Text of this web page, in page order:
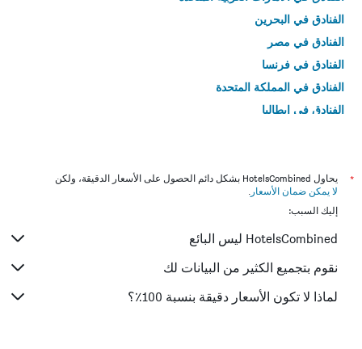
الفنادق في البحرين
الفنادق في مصر
الفنادق في فرنسا
الفنادق في المملكة المتحدة
الفنادق في إيطاليا
*
يحاول HotelsCombined بشكل دائم الحصول على الأسعار الدقيقة، ولكن
لا يمكن ضمان الأسعار .
إليك السبب:
HotelsCombined ليس البائع
نقوم بتجميع الكثير من البيانات لك
لماذا لا تكون الأسعار دقيقة بنسبة 100٪؟